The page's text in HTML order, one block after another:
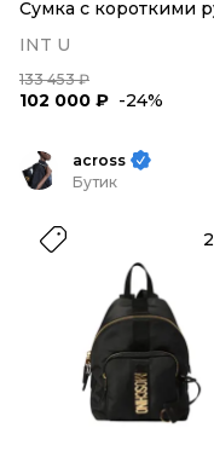
INT U
133 453 ₽
102 000 ₽ -24%
across
Бутик
2